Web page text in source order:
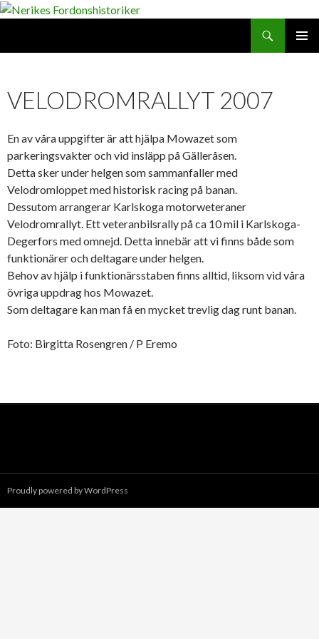
VELODROMRALLYT 2007
En av våra uppgifter är att hjälpa Mowazet som
parkeringsvakter och vid insläpp på Gälleråsen.
Detta sker under helgen som sammanfaller med
Velodromloppet med historisk racing på banan.
Dessutom arrangerar Karlskoga motorweteraner
Velodromrallyt. Ett veteranbilsrally på ca 10 mil i Karlskoga-
Degerfors med omnejd. Detta innebär att vi finns både som
funktionärer och deltagare under helgen.
Behov av hjälp i funktionärsstaben finns alltid, liksom vid våra
övriga uppdrag hos Mowazet.
Som deltagare kan man få en mycket trevlig dag runt banan.
Foto: Birgitta Rosengren / P Eremo
Proudly powered by WordPress